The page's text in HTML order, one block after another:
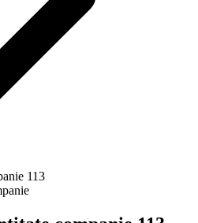
113